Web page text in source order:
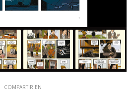
COMPARTIR EN